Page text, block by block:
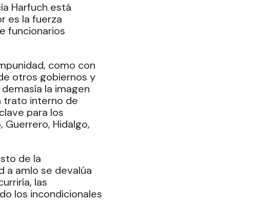
Harfuch está
es la fuerza
funcionarios
como con
otros gobiernos y
la imagen
trato interno de
para los
Hidalgo,
de la
a amlo se devalúa
las
los incondicionales